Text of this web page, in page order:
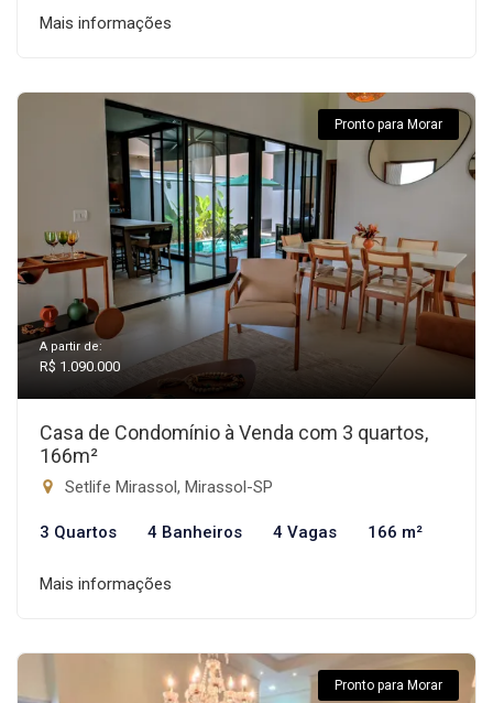
Mais informações
Pronto para Morar
A partir de:
R$ 1.090.000
Casa de Condomínio à Venda com 3 quartos,
166m²
Setlife Mirassol, Mirassol-SP
3 Quartos 4 Banheiros 4 Vagas 166 m²
Mais informações
Pronto para Morar